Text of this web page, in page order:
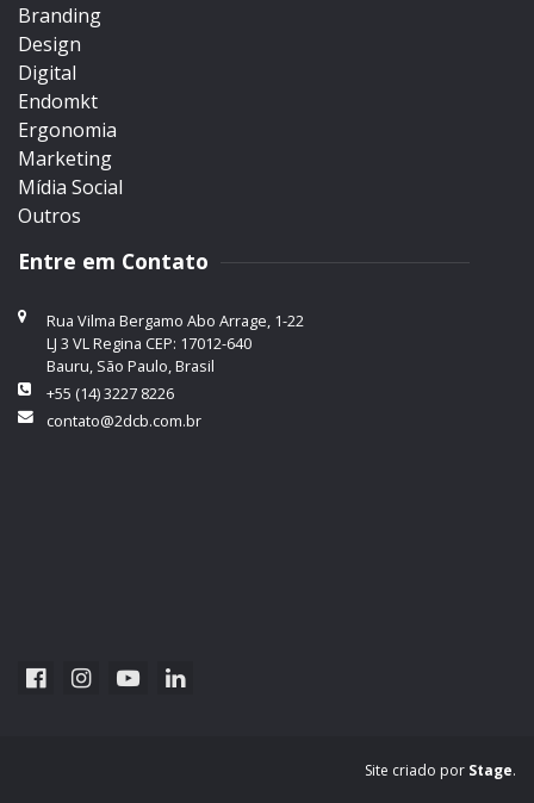
Branding
Design
Digital
Endomkt
Ergonomia
Marketing
Mídia Social
Outros
Entre em Contato
Rua Vilma Bergamo Abo Arrage, 1-22
LJ 3 VL Regina CEP: 17012-640
Bauru, São Paulo, Brasil
+55 (14) 3227 8226
contato@2dcb.com.br
Site criado por Stage.